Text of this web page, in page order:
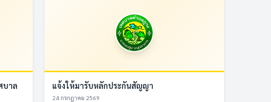
บาล
แจ้งให้มารับหลักประกันสัญญา
24 กรกฎาคม 2569